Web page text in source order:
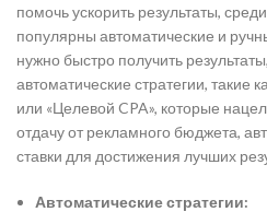
помочь ускорить результаты,
популярны автоматические и
нужно быстро получить
автоматические стратегии, такие
или «Целевой CPA», которые
отдачу от рекламного бюджета,
ставки для достижения лучших
Автоматические стратегии: